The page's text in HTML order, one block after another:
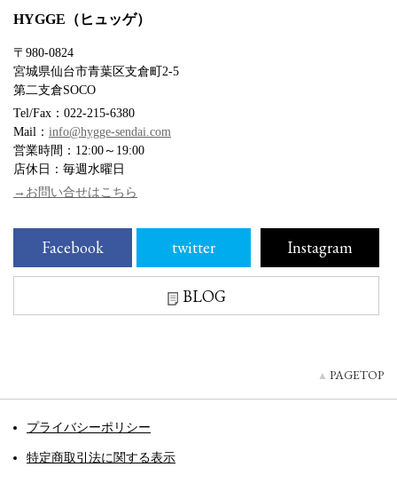
HYGGE（ヒュッゲ）
〒980-0824
宮城県仙台市青葉区支倉町2-5
第二支倉SOCO
Tel/Fax：022-215-6380
Mail： info@hygge-sendai.com
営業時間：12:00～19:00
店休日：毎週水曜日
→お問い合せはこちら
Facebook twitter Instagram
BLOG
PAGETOP
プライバシーポリシー
特定商取引法に関する表示